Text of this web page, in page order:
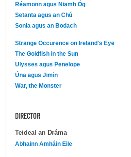
Réamonn agus Niamh Óg
Setanta agus an Chú
Sonia agus an Bodach
Strange Occurence on Ireland's Eye
The Goldfish in the Sun
Ulysses agus Penelope
Úna agus Jimín
War, the Monster
DIRECTOR
Teideal an Dráma
Abhainn Amháin Eile